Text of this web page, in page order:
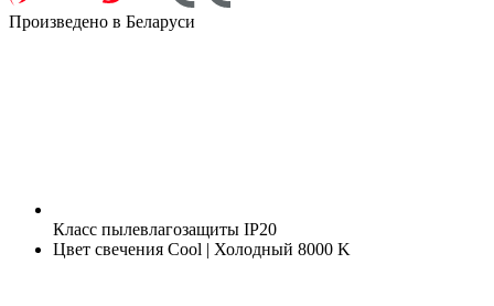
Произведено в Беларуси
Класс пылевлагозащиты IP20
Цвет свечения Cool | Холодный 8000 K